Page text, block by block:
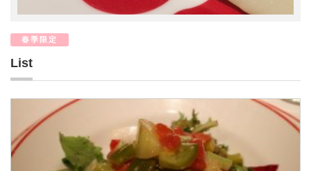
春季限定
List